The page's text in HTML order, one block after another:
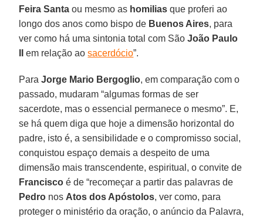
Feira Santa ou mesmo as homilias que proferi ao
longo dos anos como bispo de Buenos Aires, para
ver como há uma sintonia total com São João Paulo
em relação aosacerdócio”.
ParaJorge Mario Bergoglio, em comparação com o
passado, mudaram “algumas formas de ser
sacerdote, mas o essencial permanece o mesmo”. E,
se há quem diga que hoje a dimensão horizontal do
padre, isto é, a sensibilidade e o compromisso social,
conquistou espaço demais a despeito de uma
dimensão mais transcendente, espiritual, o convite de
Francisco é de “recomeçar a partir das palavras de
Pedro nos Atos dos Apóstolos, ver como, para
proteger o ministério da oração, o anúncio da Palavra,